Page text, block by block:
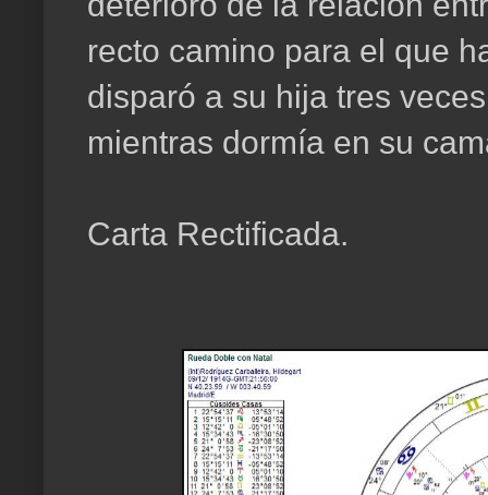
recto camino para el que
disparó a su hija tres
mientras dormía en su
Carta Rectificada.